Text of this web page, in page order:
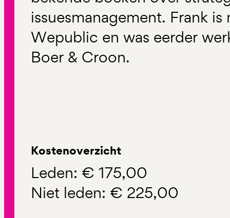
issuesmanagement. Frank
Wepublic en was eerder
Boer & Croon.
Kostenoverzicht
Leden: € 175,00
Niet leden: € 225,00